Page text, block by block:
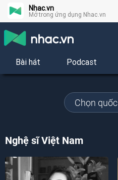
Nhac.vn
Mở trong ứng dụng Nhac.vn
Bài hát Podcast
Chọn
Nghệ sĩ Việt Nam